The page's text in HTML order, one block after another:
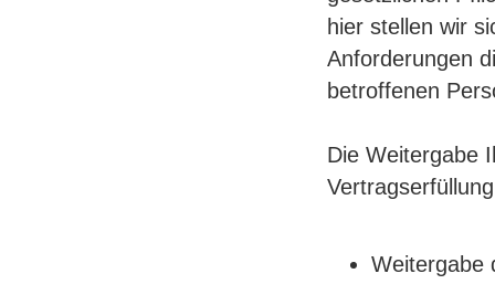
hier stellen wir
Anforderungen
betroffenen
Die Weitergabe
Weitergabe